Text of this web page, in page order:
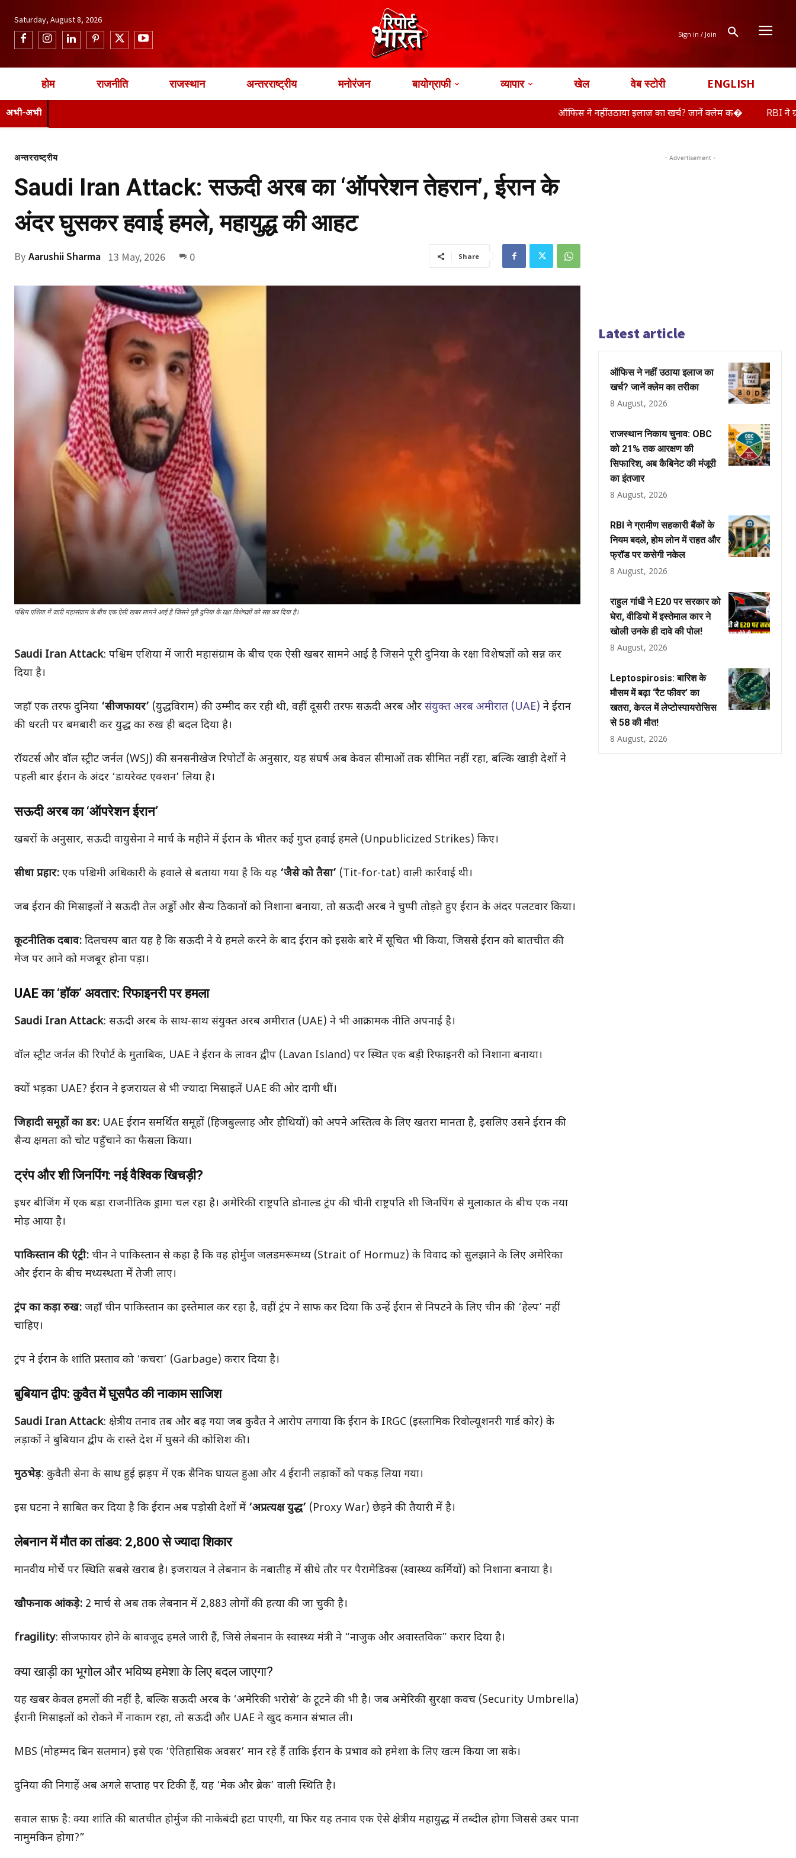
Saturday, August 8, 2026
Sign in / Join
होम राजनीति राजस्थान अन्तरराष्ट्रीय मनोरंजन बायोग्राफी व्यापार खेल वेब स्टोरी ENGLISH
अभी-अभी ऑफिस ने नहीं उठाया इलाज का खर्च? जानें क्लेम क� RBI ने ग्रामीण
अन्तरराष्ट्रीय
Saudi Iran Attack: सऊदी अरब का ‘ऑपरेशन तेहरान’, ईरान के
अंदर घुसकर हवाई हमले, महायुद्ध की आहट
By Aarushii Sharma 13 May, 2026 0 Share
पश्चिम एशिया में जारी महासंग्राम के बीच एक ऐसी खबर सामने आई है जिसने पूरी दुनिया के रक्षा विशेषज्ञों को सन्न कर दिया है।
Saudi Iran Attack: पश्चिम एशिया में जारी महासंग्राम के बीच एक ऐसी खबर सामने आई है जिसने पूरी दुनिया के रक्षा विशेषज्ञों को सन्न कर
दिया है।
जहाँ एक तरफ दुनिया ‘सीजफायर’ (युद्धविराम) की उम्मीद कर रही थी, वहीं दूसरी तरफ सऊदी अरब और संयुक्त अरब अमीरात (UAE) ने ईरान
की धरती पर बमबारी कर युद्ध का रुख ही बदल दिया है।
रॉयटर्स और वॉल स्ट्रीट जर्नल (WSJ) की सनसनीखेज रिपोर्टों के अनुसार, यह संघर्ष अब केवल सीमाओं तक सीमित नहीं रहा, बल्कि खाड़ी देशों ने
पहली बार ईरान के अंदर ‘डायरेक्ट एक्शन’ लिया है।
सऊदी अरब का ‘ऑपरेशन ईरान’
खबरों के अनुसार, सऊदी वायुसेना ने मार्च के महीने में ईरान के भीतर कई गुप्त हवाई हमले (Unpublicized Strikes) किए।
सीधा प्रहार: एक पश्चिमी अधिकारी के हवाले से बताया गया है कि यह ‘जैसे को तैसा’ (Tit-for-tat) वाली कार्रवाई थी।
जब ईरान की मिसाइलों ने सऊदी तेल अड्डों और सैन्य ठिकानों को निशाना बनाया, तो सऊदी अरब ने चुप्पी तोड़ते हुए ईरान के अंदर पलटवार किया।
कूटनीतिक दबाव: दिलचस्प बात यह है कि सऊदी ने ये हमले करने के बाद ईरान को इसके बारे में सूचित भी किया, जिससे ईरान को बातचीत की
मेज पर आने को मजबूर होना पड़ा।
UAE का ‘हॉक’ अवतार: रिफाइनरी पर हमला
Saudi Iran Attack: सऊदी अरब के साथ-साथ संयुक्त अरब अमीरात (UAE) ने भी आक्रामक नीति अपनाई है।
वॉल स्ट्रीट जर्नल की रिपोर्ट के मुताबिक, UAE ने ईरान के लावन द्वीप (Lavan Island) पर स्थित एक बड़ी रिफाइनरी को निशाना बनाया।
क्यों भड़का UAE? ईरान ने इजरायल से भी ज्यादा मिसाइलें UAE की ओर दागी थीं।
जिहादी समूहों का डर: UAE ईरान समर्थित समूहों (हिजबुल्लाह और हौथियों) को अपने अस्तित्व के लिए खतरा मानता है, इसलिए उसने ईरान की
सैन्य क्षमता को चोट पहुँचाने का फैसला किया।
ट्रंप और शी जिनपिंग: नई वैश्विक खिचड़ी?
इधर बीजिंग में एक बड़ा राजनीतिक ड्रामा चल रहा है। अमेरिकी राष्ट्रपति डोनाल्ड ट्रंप की चीनी राष्ट्रपति शी जिनपिंग से मुलाकात के बीच एक नया
मोड़ आया है।
पाकिस्तान की एंट्री: चीन ने पाकिस्तान से कहा है कि वह होर्मुज जलडमरूमध्य (Strait of Hormuz) के विवाद को सुलझाने के लिए अमेरिका
और ईरान के बीच मध्यस्थता में तेजी लाए।
ट्रंप का कड़ा रुख: जहाँ चीन पाकिस्तान का इस्तेमाल कर रहा है, वहीं ट्रंप ने साफ कर दिया कि उन्हें ईरान से निपटने के लिए चीन की ‘हेल्प’ नहीं
चाहिए।
ट्रंप ने ईरान के शांति प्रस्ताव को ‘कचरा’ (Garbage) करार दिया है।
बुबियान द्वीप: कुवैत में घुसपैठ की नाकाम साजिश
Saudi Iran Attack: क्षेत्रीय तनाव तब और बढ़ गया जब कुवैत ने आरोप लगाया कि ईरान के IRGC (इस्लामिक रिवोल्यूशनरी गार्ड कोर) के
लड़ाकों ने बुबियान द्वीप के रास्ते देश में घुसने की कोशिश की।
मुठभेड़: कुवैती सेना के साथ हुई झड़प में एक सैनिक घायल हुआ और 4 ईरानी लड़ाकों को पकड़ लिया गया।
इस घटना ने साबित कर दिया है कि ईरान अब पड़ोसी देशों में ‘अप्रत्यक्ष युद्ध’ (Proxy War) छेड़ने की तैयारी में है।
लेबनान में मौत का तांडव: 2,800 से ज्यादा शिकार
मानवीय मोर्चे पर स्थिति सबसे खराब है। इजरायल ने लेबनान के नबातीह में सीधे तौर पर पैरामेडिक्स (स्वास्थ्य कर्मियों) को निशाना बनाया है।
खौफनाक आंकड़े: 2 मार्च से अब तक लेबनान में 2,883 लोगों की हत्या की जा चुकी है।
fragility: सीजफायर होने के बावजूद हमले जारी हैं, जिसे लेबनान के स्वास्थ्य मंत्री ने “नाजुक और अवास्तविक” करार दिया है।
क्या खाड़ी का भूगोल और भविष्य हमेशा के लिए बदल जाएगा?
यह खबर केवल हमलों की नहीं है, बल्कि सऊदी अरब के ‘अमेरिकी भरोसे’ के टूटने की भी है। जब अमेरिकी सुरक्षा कवच (Security Umbrella)
ईरानी मिसाइलों को रोकने में नाकाम रहा, तो सऊदी और UAE ने खुद कमान संभाल ली।
MBS (मोहम्मद बिन सलमान) इसे एक ‘ऐतिहासिक अवसर’ मान रहे हैं ताकि ईरान के प्रभाव को हमेशा के लिए खत्म किया जा सके।
दुनिया की निगाहें अब अगले सप्ताह पर टिकी हैं, यह ‘मेक और ब्रेक’ वाली स्थिति है।
सवाल साफ़ है: क्या शांति की बातचीत होर्मुज की नाकेबंदी हटा पाएगी, या फिर यह तनाव एक ऐसे क्षेत्रीय महायुद्ध में तब्दील होगा जिससे उबर पाना
नामुमकिन होगा?”
- Advertisement -
Latest article
ऑफिस ने नहीं उठाया इलाज का
खर्च? जानें क्लेम का तरीका
8 August, 2026
राजस्थान निकाय चुनाव: OBC
को 21% तक आरक्षण की
सिफारिश, अब कैबिनेट की मंजूरी
का इंतजार
8 August, 2026
RBI ने ग्रामीण सहकारी बैंकों के
नियम बदले, होम लोन में राहत और
फ्रॉड पर कसेगी नकेल
8 August, 2026
राहुल गांधी ने E20 पर सरकार को
घेरा, वीडियो में इस्तेमाल कार ने
खोली उनके ही दावे की पोल!
8 August, 2026
Leptospirosis: बारिश के
मौसम में बढ़ा ‘रैट फीवर’ का
खतरा, केरल में लेप्टोस्पायरोसिस
से 58 की मौत!
8 August, 2026